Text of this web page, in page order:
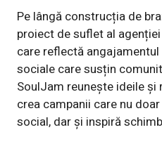
Pe lângă construcția de
proiect de suflet al
care reflectă
sociale care susțin
SoulJam reunește ideile
crea campanii care nu
social, dar și inspiră